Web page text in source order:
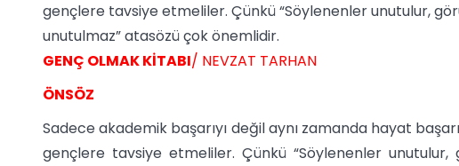
gençlere tavsiye etmeliler. Çünkü “Söylenenler unutulur,
unutulmaz” atasözü çok önemlidir.
GENÇ OLMAK KİTABI/ NEVZAT TARHAN
ÖNSÖZ
Sadece akademik başarıyı değil aynı zamanda hayat
gençlere tavsiye etmeliler. Çünkü “Söylenenler unutulur,